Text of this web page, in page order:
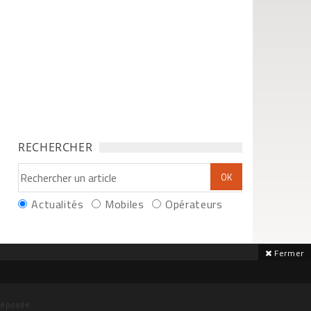
RECHERCHER
Actualités Mobiles Opérateurs
Fermer